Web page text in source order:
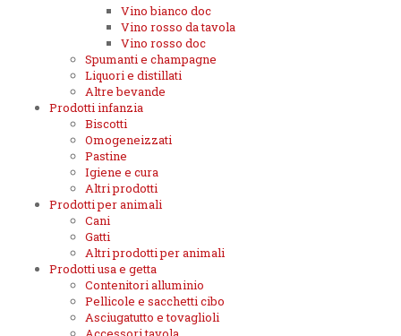
Vino bianco doc
Vino rosso da tavola
Vino rosso doc
Spumanti e champagne
Liquori e distillati
Altre bevande
Prodotti infanzia
Biscotti
Omogeneizzati
Pastine
Igiene e cura
Altri prodotti
Prodotti per animali
Cani
Gatti
Altri prodotti per animali
Prodotti usa e getta
Contenitori alluminio
Pellicole e sacchetti cibo
Asciugatutto e tovaglioli